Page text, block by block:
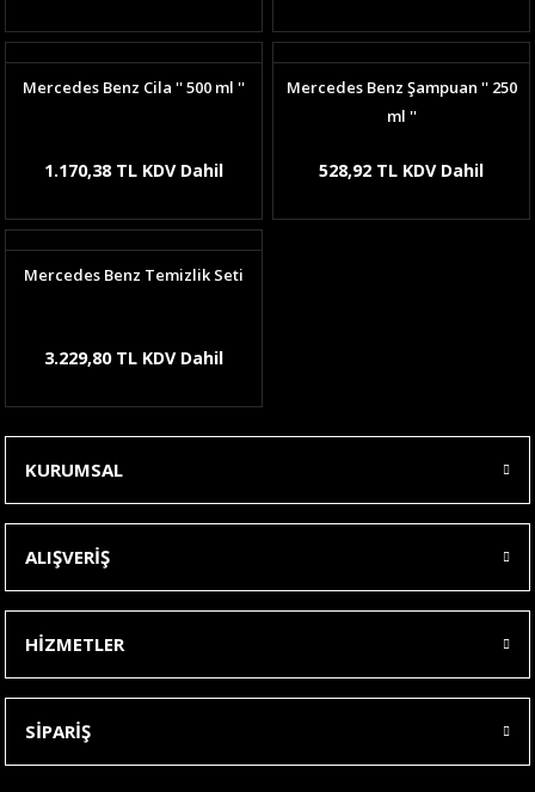
Mercedes Benz Cila '' 500 ml ''
1.170,38 TL KDV Dahil
Mercedes Benz Şampuan '' 250
ml ''
528,92 TL KDV Dahil
Mercedes Benz Temizlik Seti
3.229,80 TL KDV Dahil
KURUMSAL
ALIŞVERİŞ
HİZMETLER
SİPARİŞ